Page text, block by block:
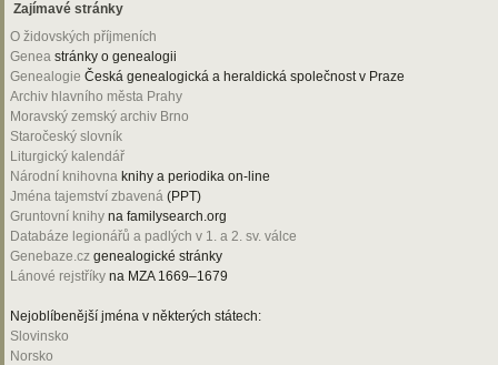
Zajímavé stránky
O židovských příjmeních
Genea stránky o genealogii
Genealogie Česká genealogická a heraldická společnost v Praze
Archiv hlavního města Prahy
Moravský zemský archiv Brno
Staročeský slovník
Liturgický kalendář
Národní knihovna knihy a periodika on-line
Jména tajemství zbavená (PPT)
Gruntovní knihy na familysearch.org
Databáze legionářů a padlých v 1. a 2. sv. válce
Genebaze.cz genealogické stránky
Lánové rejstříky na MZA 1669–1679
Nejoblíbenější jména v některých státech:
Slovinsko
Norsko